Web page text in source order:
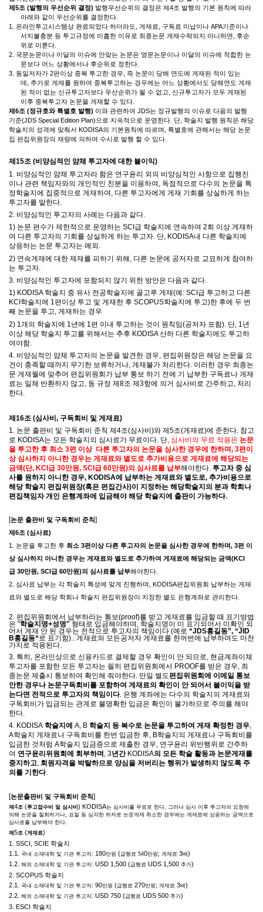
제 5조 (발행의 우선순위 결정) 발행우선순위의 결정은 제 4조 발행의 기본 원칙에 따라
아래와 같이 우선순위를 결정한다.
1. 온라인투고시스템상 완료되었다 하더라도, 게재료, 구독료 미납이나 APA기준이나
서지불충분 등 투고규정에 미흡한 이유로 최종논문 게재수락되지 아니하면, 후순
위로 미룬다.
2. 국문논문이나 이달의 이슈에 안맞는 논문은 영문논문이나 이달의 이슈에 적합한 논
문보다 어느 상황에서나 후순위로 정한다.
3. 동일저자가 2편이상 중복 투고한 경우, 즉 논문이 당해 연도에 게재된 적이 있는
데 , 추가로 게재를 원하여 중복투고하는 경우에는 어느 상황에서도 당해연도 게재
된 적이 없는 신규투고자보다 우선순위가 될 수 없고, 신규투고자가 모두 게재된
이후 중복투고자 논문을 게재할 수 있다.
제 6조 (정규호와특별호 발행) 이와 관련하여 JDS는 정규발행의 이슈로 다음의 발행
기준(JDS Special Edition Plan)으로 지속적으로 운영한다. 단, 학술지 발행 원칙은 해당
학술지의 성격에 맞춰서 KODISA의 기본원칙에 따르며 , 특별호에 관해서는 해당 논문
집 편집위원장의 재량에 의하여 수시로 발행 할 수 있다.
제 15조 (비양심적인 얌체 투고자에 대한 불이익)
1. 비양심적인 얌체 투고자라 함은 연구윤리 외의 비양심적인 사항으로 집행진
이나 관련 책임자와의 개인적인 친분을 이용하여 독점적으로 다수의 논문을 특
정학술지에 집중적으로 게재하여 다른 투고자에게 게재 기회를 상실하게 하는
투고자를 말한다
2. 비양심적인 투고자의 사례는 다음과 같다.
1) 논문 편수가 제한적으로 운영하는 SCI 급 학술지에 연속하여 2회 이상 게재하
여 다른 투고자의 기회를 상실하게 하는 투고자. 단, KODISA내 다른 학술지에
상응하는 논문 투고자는 예외 .
2) 연속게재에 대한 제재를 피하기 위해 다른 논문에 공저자로 교묘하게 참여하
는 투고자
3. 비양심적인 투고자에 포함되지 않기 위한 방안은 다음과 같다.
1) KODISA 학술지 중 유사 전공학술지에 골고루 게재(예 : SCI 급 투고하고 다른
KCI 학술지에 1편이상 투고 및 게재한 후 SCOPUS학술지에 투고)한 후에 두 번
째 논문을 투고, 게재하는 경우
2) 1 개의 학술지에 1 년에 1 편 이내 투고하는 것이 원칙임(공저자 포함). 단 , 1 년
이상 해당 학술지 투고를 위해서는 추후 KODISA산하 다른 학술지에도 투고하
여야함
4. 비양심적인 얌체 투고자의 논문을 발견한 경우, 편집위원장은 해당 논문을 요
건이 충족할 때까지 무기한 보류하거나, 게재불가 처리한다. 이러한 경우 최종논
문 게재월에 맞추어 편집위원회가 납부 통보 하기 전에 기 납부한 구독료나 게재
료는 일체 반환하지 않고, 동 규정 제 8조 제 3항에 의거 심사비로 간주하고, 처리
한다.
제16조 (심사비, 구독회비 및 게재료)
1. 논문 출판비 및 구독회비 준칙 제 4조(심사비 )와 제 5조(게재료)에 준한다. 참고
로 KODISA는 모든 학술지의 심사료가 무료이다. 단, 심사비의 무료 적용은 논문
을 투고한 후 최소 3편 이상 다른 투고자의 논문을 심사한 경우에 한하며, 3편이
상 심사하지 아니한 경우는 게재료와 별도로 추가비용으로 게재료에 해당되는
금액(단, KCI급 30만원, SCI급 60만원)의 심사료를 납부해야한다. 투고자 중 심
사를 원하지 아니한 경우, KODISA에 납부하는 게재료와 별도로, 추가비용으로
해당 학술지 편집위원장(혹은 편집간사)이 지정하는 해당학술지의 분과 학회나
편집책임자 개인 은행계좌에 입금해야 해당 학술지에 출판이 가능하다.
[논문 출판비 및 구독회비 준칙]
제6조 (심사료)
1. 논문을 투고한 후 최소 3편이상 다른 투고자의 논문을 심사한 경우에 한하며, 3편 이
상 심사하지 아니한 경우는 게재료와 별도로 추가하여 게재료에 해당되는 금액(KCI
급 30만원, SCI급 60만원)의 심사료를 납부해야한다
2. 심사료 납부는 각 학술지 특성에 맞게 진행하며 , KODISA편집위원회 납부하는 게재
료와 별도로 해당 학회나 학술지 편집위원장이 지정한 별도 은행계좌로 관리한다
2. 편집위원회에서 납부하라는 통보(proof)를 받고 게재료를 입금할 때 표기방법
은 "학술지명+성명" 형태로 입금해야하며 , 학술지명이 미 표기되어서 미확인 되
어서 게재 안 된 경우는 전적으로 투고자의 책임이다 (예로 “JDS홍길동”, “JID
B홍길동“로 표기함).. 게재료와 모든공저자 게재료를 한꺼번에 납부하여도 마찬
가지로 적용된다.
3. 특히 온라인상으로 신용카드로 결제할 경우 확인이 안 되므로
현금계좌이체
투고자를 포함한 모든 투고자는 필히 편집위원회에서 PROOF를 받은 경우 최
종논문 제출시 통보하여 확인해 줘야한다 만일 별도편집위원회에 이메일 통보
안한 경우나 논문구독회비를 포함하여 게재료의 확인이 안 되어서 불이익을 받
는다면 전적으로 투고자의 책임이다. 은행 계좌에는 다수의 학술지의 게재료와
구독회비가 입금되는 관계로 불명확한 입금은 확인이 불가하므로 주의를 해야
한다
4. KODISA 학술지에 A, B 학술지 등 복수로 논문을 투고하여 게재 확정한 경우,
A학술지 게재료나 구독회비를 한번 입금한 후, B학술지의 게재료나 구독회비를
입금한 것처럼 A학술지 입금증으로 제출한 경우, 연구윤리 위반행위로 간주하
여 연구윤리위원회에 회부하며 , 3년간 KODISA의 모든 학술 활동과 논문게재를
중지하고, 회원자격을 박탈하므로 양심을 저버리는 행위가 발생하지 않도록 주
의를 기한다.
[논문출판비 및 구독회비 준칙]
제 4조 (투고접수비 및 심사비 ) KODISA는 심사비를 무료로 한다 그러나 심사 이후 투고자의 요청에
의해 논문을 철회하거나
표절 등 심각한 하자로 논문게재 취소한 경우에는 게재료에 상응하는 금액으로
심사료를 납부해야 한다
제 5조 (게재료)
1. SSCI, SCIE 학술지
1.1. 국내 소재대학 및 기관 투고자: 180만원 (급행료 540만원 ; 게재료 3배)
1.2. 해외 소재대학 및 기관 투고자: USD 1,500 (급행료 UDS 1,500 추가)
2. SCOPUS 학술지
2.1. 국내 소재대학 및 기관 투고자: 90만원 (급행료 270만원 ; 게재료 3배)
2.2. 해외 소재대학 및 기관 투고자: USD 750 (급행료 UDS 500 추가)
3. ESCI 학술지